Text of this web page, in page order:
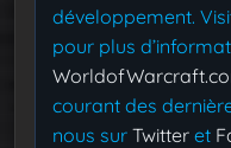
développement.
pour plus
courant des
nous sur Twitter et